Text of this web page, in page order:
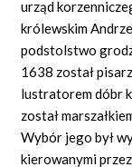
urząd
królewskim
podstolstwo
1638 został
lustratorem dóbr
został
Wybór jego był
kierowanymi